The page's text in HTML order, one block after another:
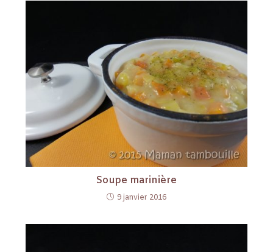
Soupe marinière
9 janvier 2016